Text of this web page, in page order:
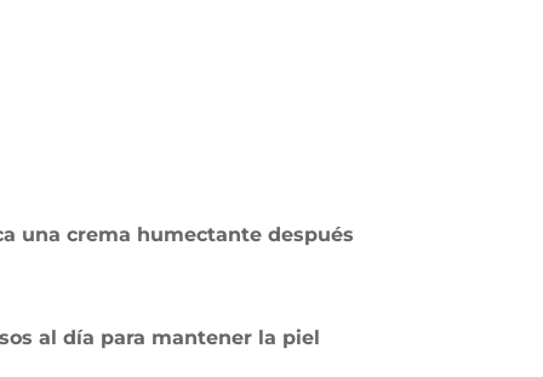
una crema humectante después
al día para mantener la piel